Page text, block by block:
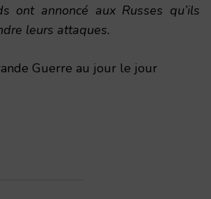
ont annoncé aux Russes qu’ils
leurs attaques.
Guerre au jour le jour